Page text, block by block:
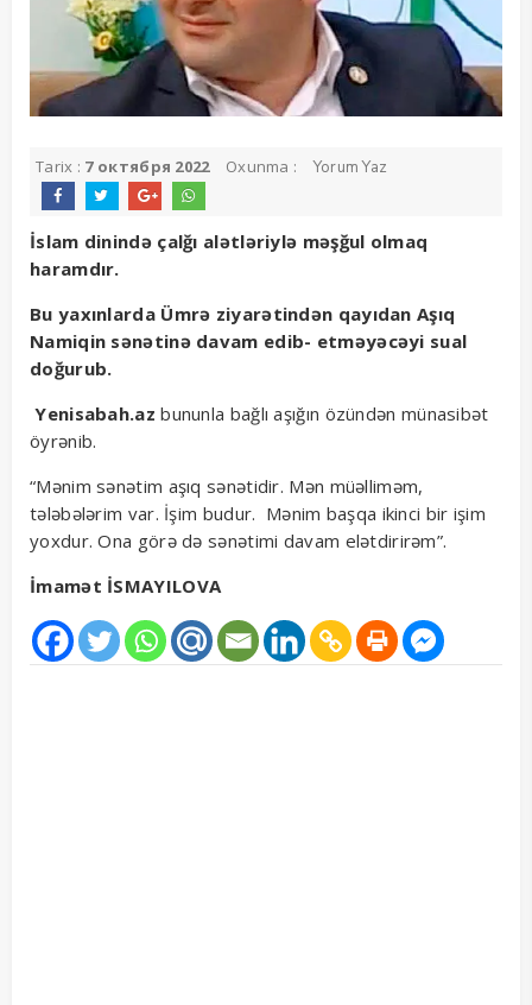
Tarix : 7 октября 2022 Oxunma : Yorum Yaz
İslam dinində çalğı alətləriylə məşğul olmaq
haramdır.
Bu yaxınlarda Ümrə ziyarətindən qayıdan Aşıq
Namiqin sənətinə davam edib- etməyəcəyi sual
doğurub.
Yenisabah.az bununla bağlı aşığın özündən münasibət
öyrənib.
“Mənim sənətim aşıq sənətidir. Mən müəlliməm,
tələbələrim var. İşim budur. Mənim başqa ikinci bir işim
yoxdur. Ona görə də sənətimi davam elətdirirəm”.
İmamət İSMAYILOVA